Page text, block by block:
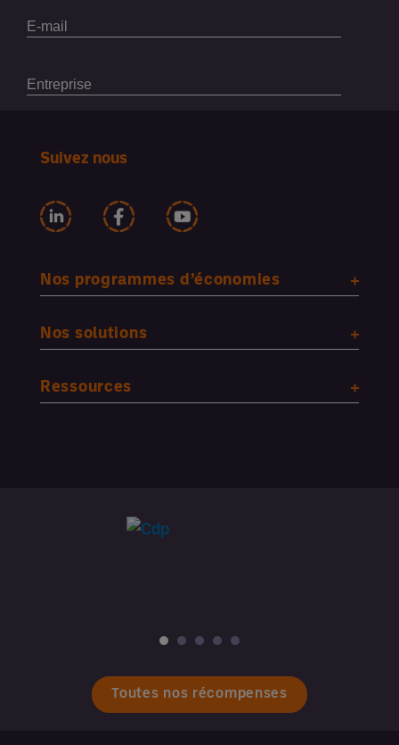
Suivez nous
Nos programmes d’économies
Nos solutions
Ressources
Toutes nos récompenses